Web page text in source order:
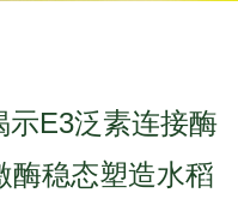
E3泛素连接酶
酶稳态塑造水稻